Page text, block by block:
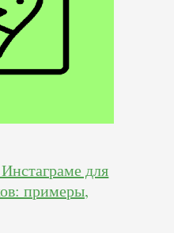
для
примеры,